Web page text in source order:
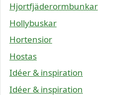
Hjortfjäderormbunkar
Hollybuskar
Hortensior
Hostas
Idéer & inspiration
Idéer & inspiration